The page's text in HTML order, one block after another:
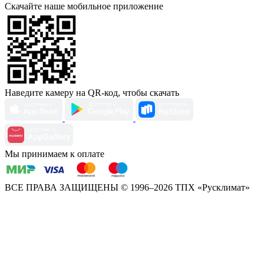
Скачайте наше мобильное приложение
Наведите камеру на QR-код, чтобы скачать
Мы принимаем к оплате
ВСЕ ПРАВА ЗАЩИЩЕНЫ © 1996–2026 ТПХ «Русклимат»